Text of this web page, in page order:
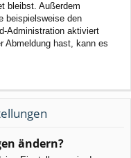
bleibst. Außerdem
beispielsweise den
Administration aktiviert
Abmeldung hast, kann es
ändern?